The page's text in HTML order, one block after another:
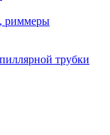
риммеры
трубки